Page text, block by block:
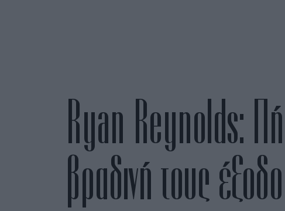
Ryan Reynolds:
βραδινή τους έξοδο